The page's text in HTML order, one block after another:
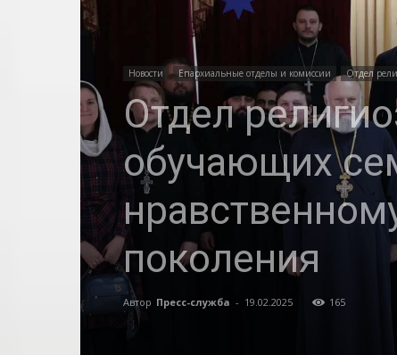
Новости Епархиальные отделы и комиссии Отдел
Отдел
обучающих
поколения
Автор Пресс-служба - 19.02.2025 165